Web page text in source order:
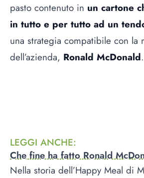
pasto contenuto in un cartone
in tutto e per tutto ad un
una strategia compatibile con la
dell’azienda, Ronald McDonald.
LEGGI ANCHE:
Che fine ha fatto Ronald
Nella storia dell’Happy Meal di